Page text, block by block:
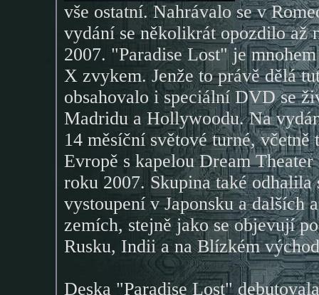
vše ostatní. Nahrávalo se v
vydání se několikrát opozdilo až
2007. "Paradise Lost" je
X zvykem. Jenže to právě dělá
obsahovalo i speciální DVD se
Madridu a Hollywoodu. Na
14 měsíční světové turné, včetně
Evropě s kapelou Dream
roku 2007. Skupina také odhalila
vystoupení v Japonsku a dalších
zemích, stejně jako se objevují
Rusku, Indii a na Blízkém
Deska "Paradise Lost"